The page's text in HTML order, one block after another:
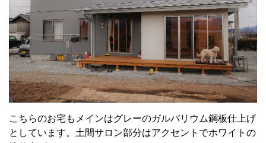
こちらのお宅もメインはグレーのガルバリウム鋼板仕上げ
としています。土間サロン部分はアクセントでホワイトの